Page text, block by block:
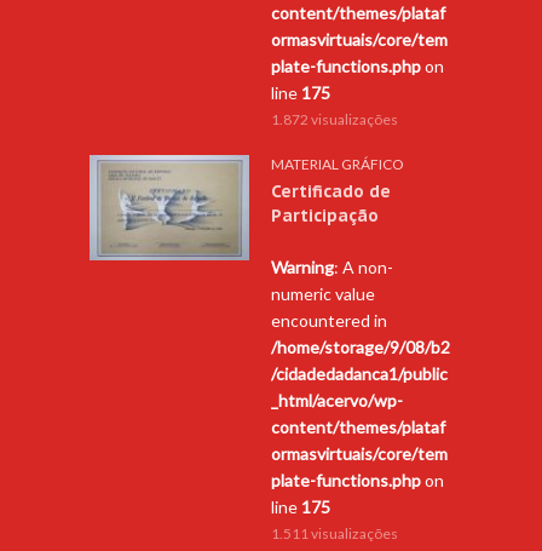
content/themes/plataf
ormasvirtuais/core/tem
plate-functions.phpon
line 175
1.872 visualizações
MATERIAL GRÁFICO
Certificado de
Participação
Warning: A non-
numeric value
encountered in
/home/storage/9/08/b2
/cidadedadanca1/public
_html/acervo/wp-
content/themes/plataf
ormasvirtuais/core/tem
plate-functions.phpon
line 175
1.511 visualizações